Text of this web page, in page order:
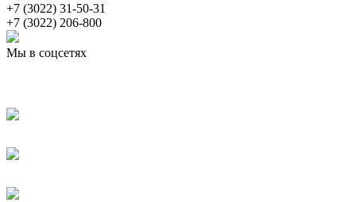
+7 (3022) 31-50-31
+7 (3022) 206-800
Мы в соцсетях